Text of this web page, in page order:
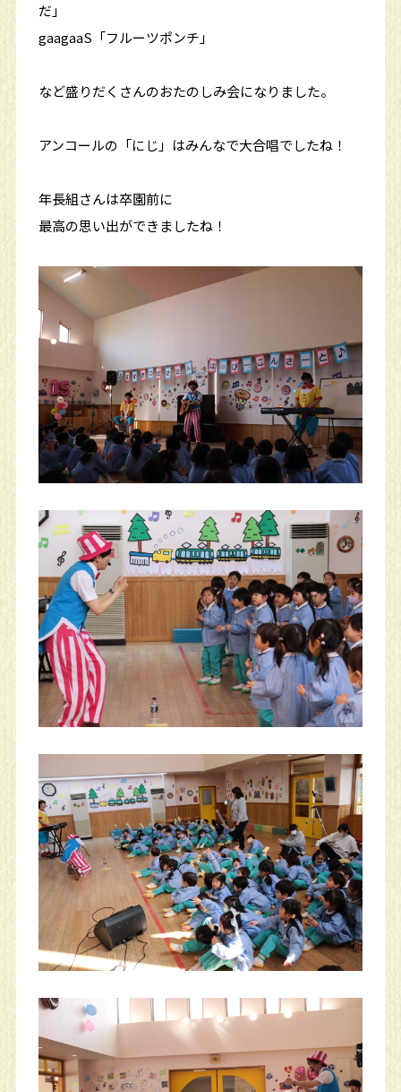
だ」
gaagaaS「フルーツポンチ」
など盛りだくさんのおたのしみ会になりました。
アンコールの「にじ」はみんなで大合唱でしたね！
年長組さんは卒園前に
最高の思い出ができましたね！